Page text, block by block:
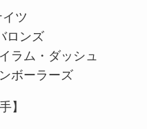
ツ
ロンズ
ラム・ダッシュ
ボーラーズ
】